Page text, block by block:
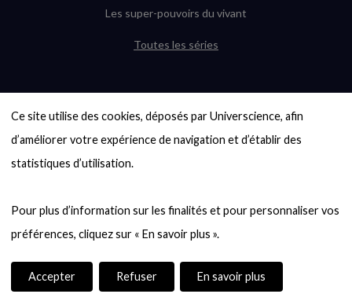
Ce site utilise des cookies, déposés par Universcience, afin
d’améliorer votre expérience de navigation et d’établir des
statistiques d’utilisation.
Pour plus d’information sur les finalités et pour personnaliser vos
Accepter Refuser En savoir plus
Les super-pouvoirs du vivant
Toutes les séries
6000 exoplanètes, et pas de « Terre »
en vue ?
Quel avenir pour les cryptos ?
Entre mathématiques et politique : la
quête d’un vote équitable
casse-tête